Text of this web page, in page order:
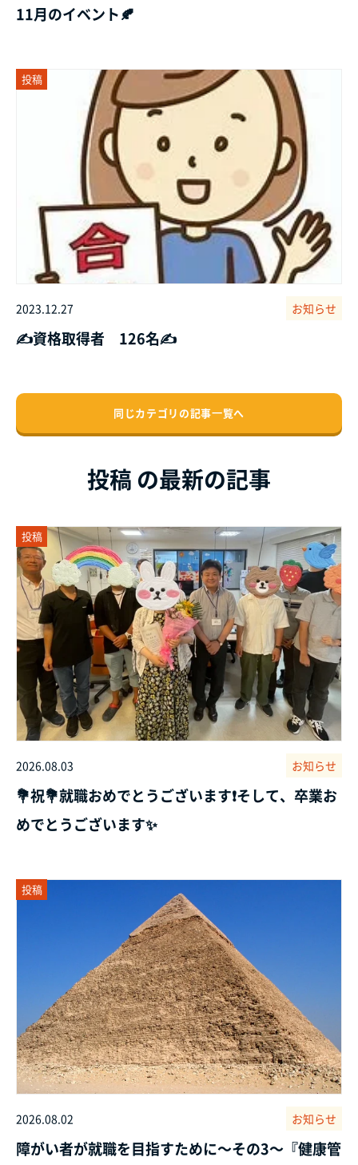
11月のイベント🍂
投稿
2023.12.27 お知らせ
✍️資格取得者 126名✍️
同じカテゴリの記事⼀覧へ
投稿 の最新の記事
投稿
2026.08.03 お知らせ
💐祝💐就職おめでとうございます❗そして、卒業お
めでとうございます✨
投稿
2026.08.02 お知らせ
障がい者が就職を目指すために～その3～『健康管